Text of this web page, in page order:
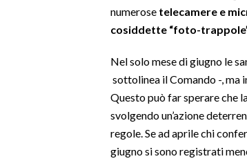
numerose telecamere e
cosiddette “foto-
Nel solo mese di giugno le
sottolinea il Comando -, ma
Questo può far sperare che
svolgendo un’azione
regole. Se ad aprile chi
giugno si sono registrati